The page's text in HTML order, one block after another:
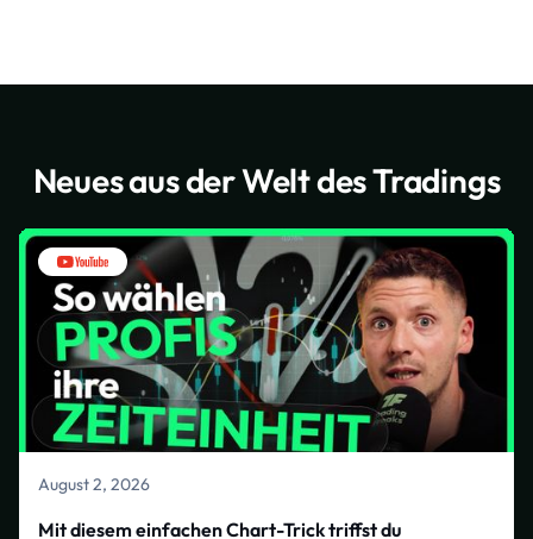
Neues aus der Welt des Tradings
August 2, 2026
Mit diesem einfachen Chart-Trick triffst du